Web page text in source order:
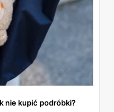
nie kupić podróbki?